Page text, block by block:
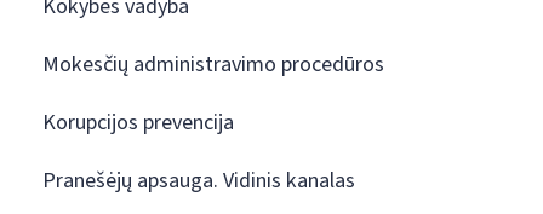
Kokybės vadyba
Mokesčių administravimo procedūros
Korupcijos prevencija
Pranešėjų apsauga. Vidinis kanalas